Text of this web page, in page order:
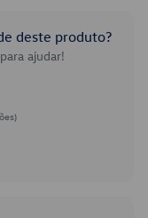
deste produto?
ajudar!